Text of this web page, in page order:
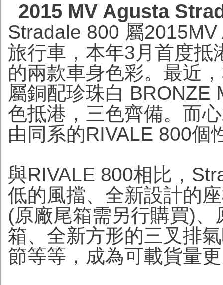
2015 MV Agusta
Stradale 800 屬
旅行車，本年3月首度抵
的兩款車身色彩。最近
屬銅配珍珠白 BRONZE
色抵港，三色齊備。而
由同系的RIVALE 800個
與RIVALE 800相比，
低的風擋、全新設計的
(原廠尾箱需另行購買)
箱、全新方形的三叉排
節等等，成為可載貨量